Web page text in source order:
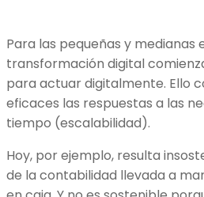
Para las pequeñas y
transformación digital
para actuar digitalmente. Ello
eficaces las respuestas a las
tiempo (escalabilidad).
Hoy, por ejemplo, resulta
de la contabilidad llevada a